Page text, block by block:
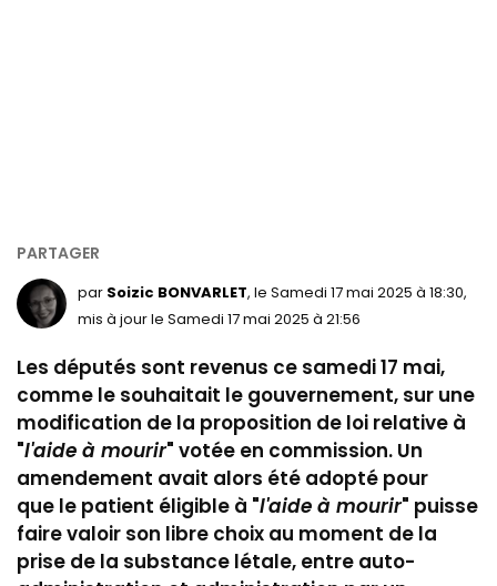
par Soizic BONVARLET, le Samedi 17 mai 2025 à 18:30,
mis à jour le Samedi 17 mai 2025 à 21:56
Les députés sont revenus ce samedi 17 mai,
comme le souhaitait le gouvernement, sur une
modification de la proposition de loi relative à
"l'aide à mourir" votée en commission. Un
amendement avait alors été adopté pour
que le patient éligible à "l'aide à mourir" puisse
faire valoir son libre choix au moment de la
prise de la substance létale, entre auto-